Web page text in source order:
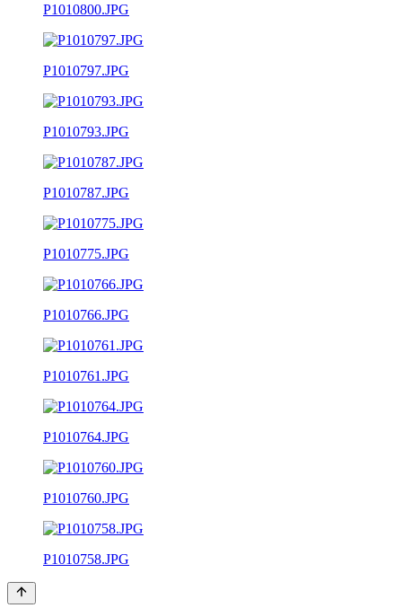
P1010800.JPG
P1010797.JPG
P1010793.JPG
P1010787.JPG
P1010775.JPG
P1010766.JPG
P1010761.JPG
P1010764.JPG
P1010760.JPG
P1010758.JPG